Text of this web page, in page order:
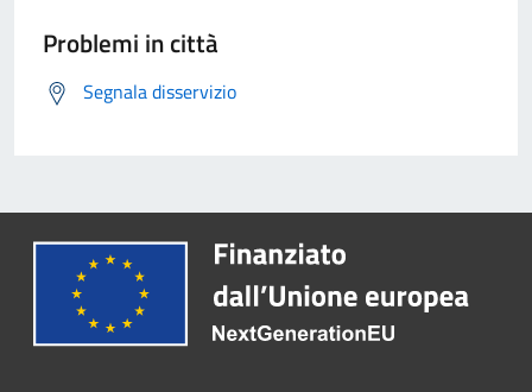
Problemi in città
Segnala disservizio